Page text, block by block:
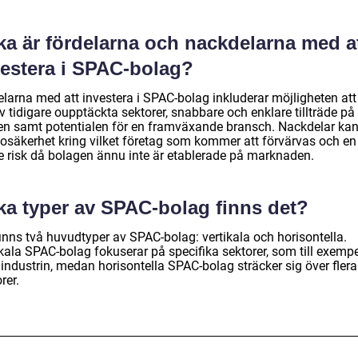
är fördelarna och nackdelarna med
i SPAC-bolag?
med att investera i SPAC-bolag inkluderar möjligheten
tidigare oupptäckta sektorer, snabbare och enklare tillträde på
samt potentialen för en framväxande bransch. Nackdelar kan
kring vilket företag som kommer att förvärvas och en
risk då bolagen ännu inte är etablerade på marknaden.
typer av SPAC-bolag finns det?
två huvudtyper av SPAC-bolag: vertikala och horisontella.
SPAC-bolag fokuserar på specifika sektorer, som till
medan horisontella SPAC-bolag sträcker sig över flera